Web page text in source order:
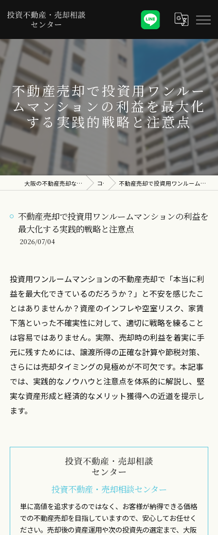
不動産売却で投資用ワンルー
ムマンションの利益を最大化
する実践的戦略と注意点
大阪の不動産売却なら投資不動産・売却相談センター コラム 不動産売却で投資用ワンルームマンションの利益を最大化する実践的戦略と注意点
不動産売却で投資用ワンルームマンションの利益を
最大化する実践的戦略と注意点
2026/07/04
投資用ワンルームマンションの不動産売却で「本当に利
益を最大化できているのだろうか？」と不安を感じたこ
とはありませんか？資産のインフレや空室リスク、家賃
下落といった不確実性に対して、適切に戦略を練ること
は容易ではありません。実際、売却時の利益を着実に手
元に残すためには、譲渡所得の正確な計算や節税対策、
さらには売却タイミングの見極めが不可欠です。本記事
では、実践的なノウハウと注意点を体系的に解説し、堅
実な資産形成と経済的なメリット獲得への近道を提示し
ます。
投資不動産・売却相談センター
単に高値を追求するのではなく、お客様が納得できる価格
での不動産売却を目指していますので、安心してお任せく
ださい。売却後の資産運用や次の投資先の選定まで、大阪